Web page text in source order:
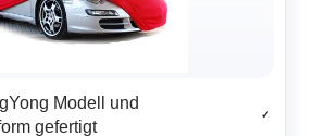
Modell und
gefertigt
✓